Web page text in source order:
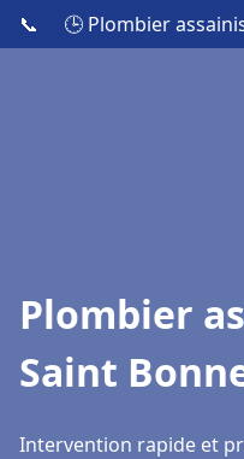
📞 🕒 Plombier
Plombier
Saint
Intervention rapide et